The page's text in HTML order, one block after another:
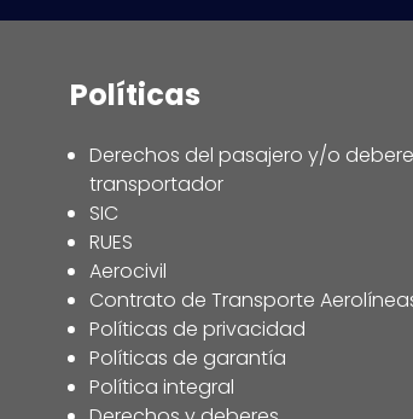
Políticas
Derechos del pasajero y/o
transportador
SIC
RUES
Aerocivil
Contrato de Transporte
Políticas de privacidad
Políticas de garantía
Política integral